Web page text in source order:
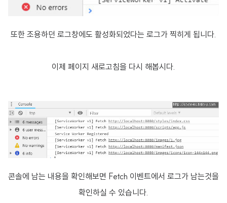
또한 조용하던 로그창에도 활성화되었다는 로그가 찍히게 됩니다.
이제 페이지 새로고침을 다시 해봅시다.
콘솔에 남는 내용을 확인해보면 Fetch 이벤트에서 로그가 남는것을
확인하실 수 있습니다.